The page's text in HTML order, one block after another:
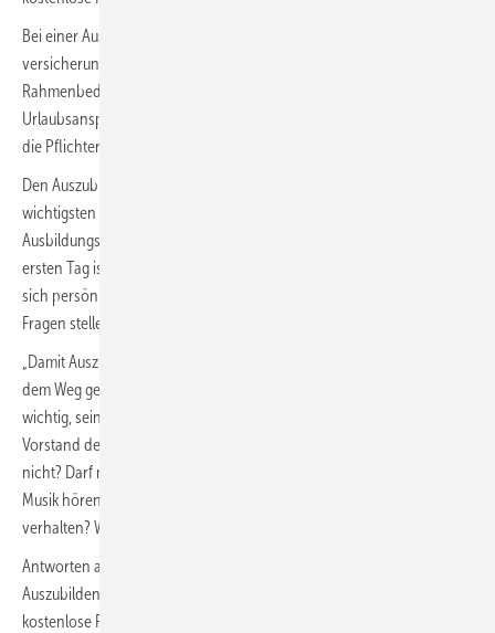
Bei einer Ausbildung sind vor allem der Berufsausbildungsvertrag, die
ver­sicherungstechnischen Aspekte und die rechtlichen
Rahmenbedingungen zu beachten, darunter Probezeit, Arbeitszeiten,
Urlaubsanspruch, Ausbildungsvergütung, Kündigungsregelungen und
die Pflichten im Umgang mit Ausbildungsmitteln und der Berufsschule.
Den Auszubildenden gehen viele Fragen durch den Kopf. Hier sind die
wichtigsten Tipps: Wähle angemessene Kleidung, passend zu deinem
Ausbildungsberuf. Den Arbeitsweg planen, denn eine Verspätung am
ersten Tag ist ein No-Go. Arbeitskollegen freundlich begrüßen und
sich persönlich ­vorstellen. Wichtige Informationen immer notieren.
Fragen stellen.
„Damit Auszubildende möglichen Konflikten mit dem Arbeitgeber aus
dem Weg gehen können, ist es besonders zu Beginn der Ausbildung
wichtig, seine Rechte und Pflichten zu kennen“, betont Jürgen Buck,
Vorstand der GVI. Was ist während der Arbeitszeit erlaubt und was
nicht? Darf man das Handy privat nutzen, im Internet surfen oder
Musik hören? Wie müssen sich Auszubildende im Krankheitsfall
verhalten? Wie ist es mit der Pünktlichkeit?
Antworten auf diese und weitere Fragen zu Rechten und Pflichten von
Auszubildenden zum Ausbildungsbeginn bieten informative und
kostenlose Ratgeber.